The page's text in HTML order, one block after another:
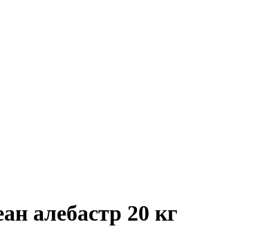
алебастр 20 кг